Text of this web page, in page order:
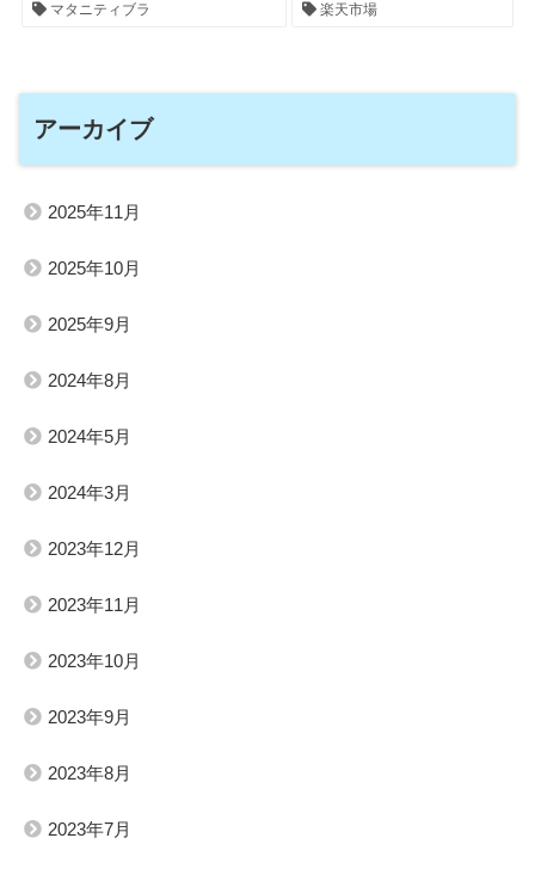
マタニティブラ 楽天市場
アーカイブ
2025年11月
2025年10月
2025年9月
2024年8月
2024年5月
2024年3月
2023年12月
2023年11月
2023年10月
2023年9月
2023年8月
2023年7月